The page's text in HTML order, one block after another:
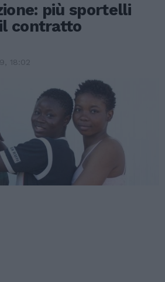
più sportelli
contratto
18:02